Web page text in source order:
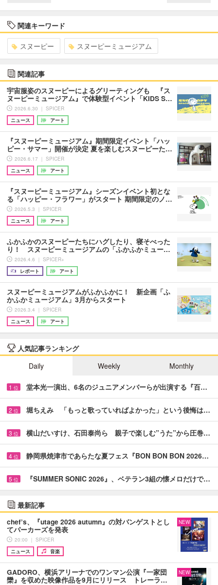
関連キーワード
スヌーピー スヌーピーミュージアム
関連記事
宇宙服姿のスヌーピーによるグリーティングも 『ス
ヌーピーミュージアム』で体験型イベント「KIDS S…
2026.6.30 ｜ SPICER
ニュース
アート
『スヌーピーミュージアム』期間限定イベント「ハッ
ピー・サマー」開催が決定 夏を楽しむスヌーピーた…
2026.6.17 ｜ SPICER
ニュース
アート
『スヌーピーミュージアム』シーズンイベント初とな
る「ハッピー・フラワー」がスタート 期間限定のノ…
2026.5.3 ｜ SPICER
ニュース
アート
ふかふかのスヌーピーたちにハグしたり、寝そべった
り！ スヌーピーミュージアムの「ふかふかミュー…
2026.4.6 ｜ SPICER+
レポート
アート
スヌーピーミュージアムがふかふかに！ 新企画「ふ
かふかミュージアム」3月からスタート
2026.3.4 ｜ SPICER
ニュース
アート
人気記事ランキング
Daily
Weekly Monthly
1 位 堂本光一演出、6名のジュニアメンバーらが出演する『百…
2 位 堀ちえみ 「もっと歌っていればよかった」という後悔は…
3 位 横山だいすけ、石田泰尚ら 親子で楽しむ”うた”から圧巻…
4 位 静岡県焼津市であらたな夏フェス『BON BON BON 2026…
5 位 『SUMMER SONIC 2026』、ベテラン3組の懐メロだけで…
最新記事
chef’s、『utage 2026 autumn』の対バンゲストとし
てパーカーズを発表
20:00 ｜ SPICER
ニュース
音楽
NEW
GADORO、横浜アリーナでのワンマン公演『一家団
欒』を収めた映像作品を9月にリリース トレーラ…
NEW